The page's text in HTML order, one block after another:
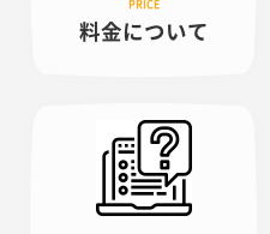
料金について